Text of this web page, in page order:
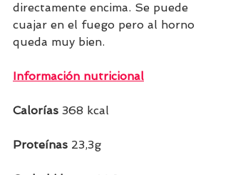
directamente encima. Se puede
cuajar en el fuego pero al horno
queda muy bien.
Información nutricional
Calorías 368 kcal
Proteínas 23,3g